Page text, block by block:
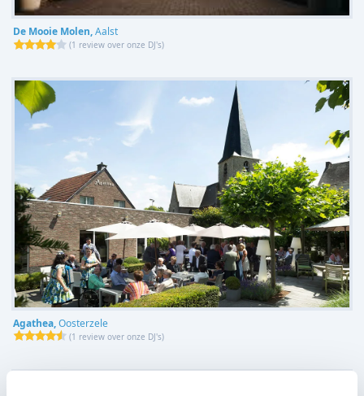
De Mooie Molen,Aalst
(1 review over onze DJ's)
Agathea,Oosterzele
(1 review over onze DJ's)